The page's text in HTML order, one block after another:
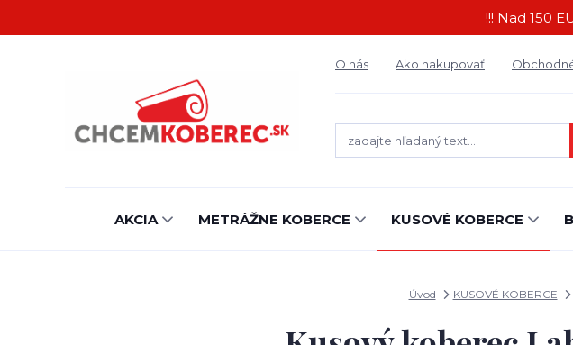
!!! Nad 150
O nás Ako nakupovať
AKCIA METRÁŽNE KOBERCE KUSOVÉ KOBERCE
Úvod KUSOVÉ KOBERCE